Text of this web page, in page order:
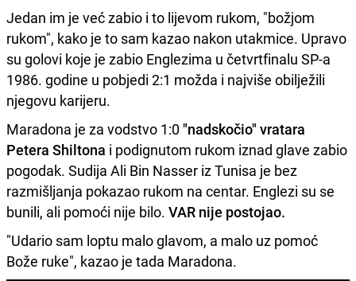
Jedan im je već zabio i to lijevom rukom, "božjom
rukom", kako je to sam kazao nakon utakmice. Upravo
su golovi koje je zabio Englezima u četvrtfinalu SP-a
1986. godine u pobjedi 2:1 možda i najviše obilježili
njegovu karijeru.
Maradona je za vodstvo 1:0"nadskočio" vratara
Petera Shiltona i podignutom rukom iznad glave zabio
pogodak. Sudija Ali Bin Nasser iz Tunisa je bez
razmišljanja pokazao rukom na centar. Englezi su se
bunili, ali pomoći nije bilo. VAR nije postojao.
"Udario sam loptu malo glavom, a malo uz pomoć
Bože ruke", kazao je tada Maradona.